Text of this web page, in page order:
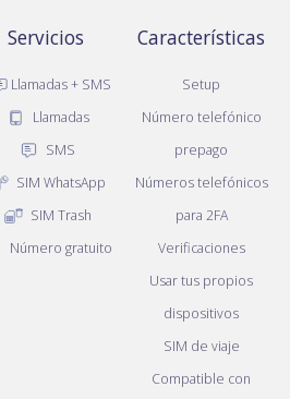
Servicios
Llamadas + SMS
Llamadas
SMS
SIM WhatsApp
SIM Trash
Número gratuito
Características
Setup
Número telefónico
prepago
Números telefónicos
para 2FA
Verificaciones
Usar tus propios
dispositivos
SIM de viaje
Compatible con